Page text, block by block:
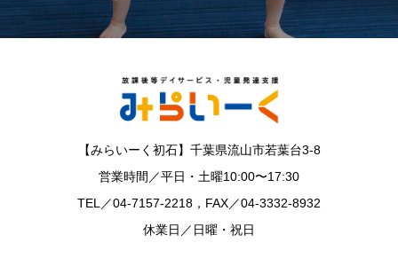
【みらいーく初石】千葉県流山市若葉台3-8
営業時間／平日・土曜10:00〜17:30
TEL／04-7157-2218，FAX／04-3332-8932
休業日／日曜・祝日